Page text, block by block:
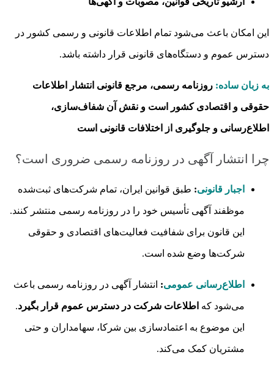
این امکان باعث می‌شود تمام اطلاعات قانونی و رسمی کشور در
دسترس عموم و دستگاه‌های قانونی قرار داشته باشد.
به زبان ساده: روزنامه رسمی، مرجع قانونی انتشار اطلاعات
حقوقی و اقتصادی کشور است و نقش آن شفاف‌سازی،
اطلاع‌رسانی و جلوگیری از اختلافات قانونی است
چرا انتشار آگهی در روزنامه رسمی ضروری است؟
اجبار قانونی: طبق قوانین ایران، تمام شرکت‌های ثبت‌شده
موظفند آگهی تأسیس خود را در روزنامه رسمی منتشر کنند.
این قانون برای شفافیت فعالیت‌های اقتصادی و حقوقی
شرکت‌ها وضع شده است.
اطلاع‌رسانی عمومی: انتشار آگهی در روزنامه رسمی باعث
می‌شود که اطلاعات شرکت در دسترس عموم قرار بگیرد.
این موضوع به اعتمادسازی بین شرکا، سهامداران و حتی
مشتریان کمک می‌کند.